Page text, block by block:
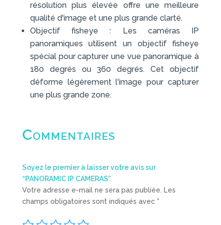
résolution plus élevée offre une meilleure
qualité d'image et une plus grande clarté.
Objectif fisheye : Les caméras IP
panoramiques utilisent un objectif fisheye
spécial pour capturer une vue panoramique à
180 degrés ou 360 degrés. Cet objectif
déforme légèrement l'image pour capturer
une plus grande zone.
Commentaires
Soyez le premier à laisser votre avis sur
“PANORAMIC IP CAMERAS”
Votre adresse e-mail ne sera pas publiée.
Les
champs obligatoires sont indiqués avec *